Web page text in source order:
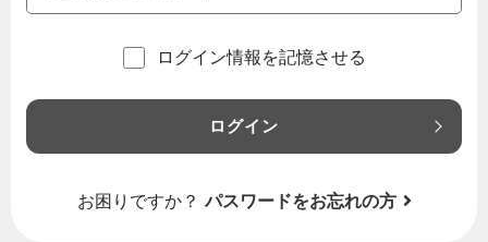
ログイン情報を記憶させる
ログイン
お困りですか？ パスワードをお忘れの方